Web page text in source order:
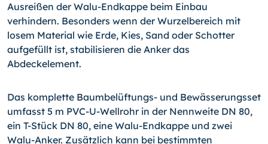
Ausreißen der Walu-Endkappe beim Einbau
verhindern. Besonders wenn der Wurzelbereich mit
losem Material wie Erde, Kies, Sand oder Schotter
aufgefüllt ist, stabilisieren die Anker das
Abdeckelement.
Das komplette Baumbelüftungs- und Bewässerungsset
umfasst 5 m PVC-U-Wellrohr in der Nennweite DN 80,
ein T-Stück DN 80, eine Walu-Endkappe und zwei
Walu-Anker. Zusätzlich kann bei bestimmten